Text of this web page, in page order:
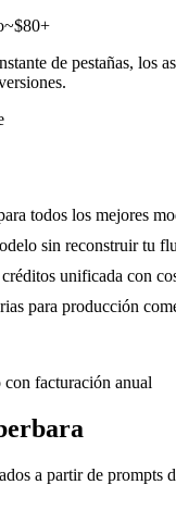
~$80+
de pestañas, los
todos los mejores
sin reconstruir tu
unificada con
para producción
facturación anual
a partir de prompts